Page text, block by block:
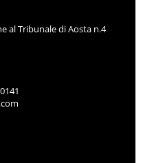
al Tribunale di Aosta n.4